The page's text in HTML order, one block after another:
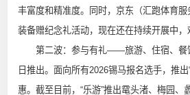
丰富度和精准度。同时，京东（汇跑体育
装备赠纪念礼活动，现在还在持续开展中，
第二波：参与有礼——旅游、住宿、餐
日推出。面向所有2026锡马报名选手，推出
惠。截至目前，“乐游”推出鼋头渚、梅园、